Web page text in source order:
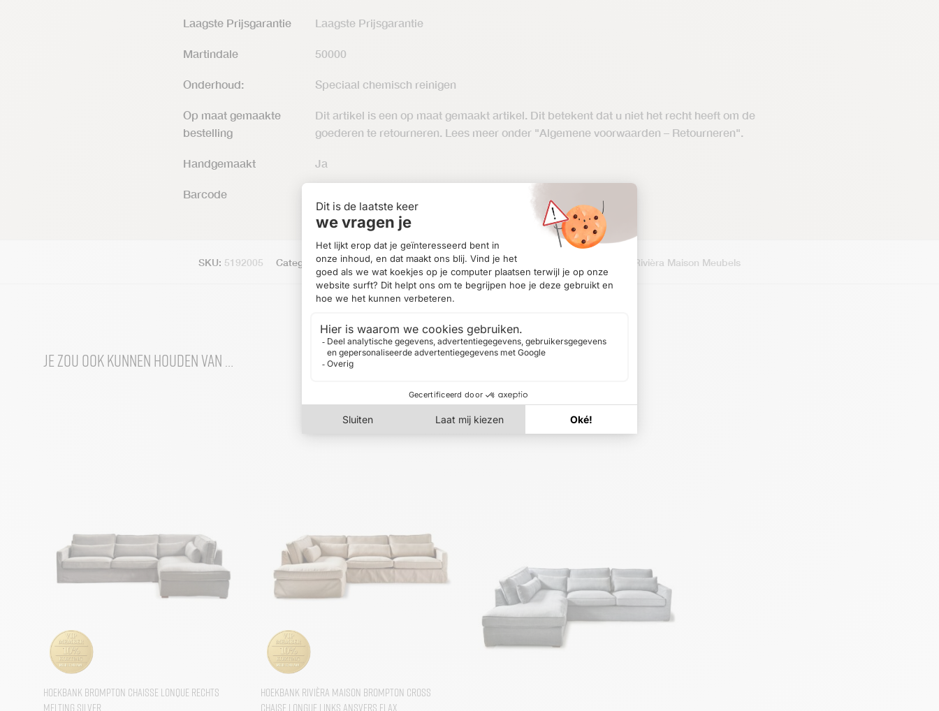
Laagste Prijsgarantie Laagste Prijsgarantie
Martindale 50000
Onderhoud: Speciaal chemisch reinigen
Op maat gemaakte
bestelling
Dit artikel is een op maat gemaakt artikel. Dit betekent dat u niet het recht heeft om de
goederen te retourneren. Lees meer onder "Algemene voorwaarden – Retourneren".
Handgemaakt Ja
Barcode
SKU: 5192005 Categorieën: BANKEN,Brompton, Hoekbanken ,Rivièra Maison Meubelfamilie Rivièra Maison Meubels
Je zou ook kunnen houden van …
Hoekbank Brompton Chaisse Lonque Rechts
Melting Silver
Hoekbank Rivièra Maison Brompton Cross
Chaise Longue Links Ansvers Flax